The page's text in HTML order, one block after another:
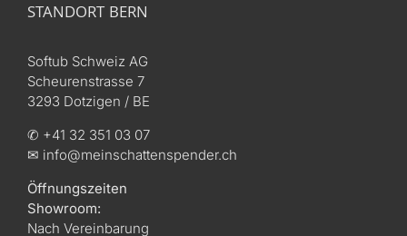
STANDORT BERN
Softub Schweiz AG
Scheurenstrasse 7
3293 Dotzigen / BE
✆ +41 32 351 03 07
✉ info@meinschattenspender.ch
Öffnungszeiten
Showroom:
Nach Vereinbarung